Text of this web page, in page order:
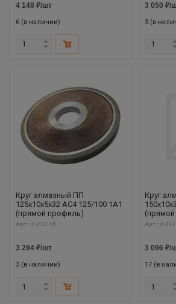
4 148 ₽/шт
6 (в наличии)
3 050 ₽/
3 (в
Круг алмазный ПП
125х10х5х32 АС4 125/100 1А1
(прямой профиль)
Арт.: ri.212.16
3 294 ₽/шт
3 (в наличии)
Круг
Арт.:
3 096 ₽/
17 (в